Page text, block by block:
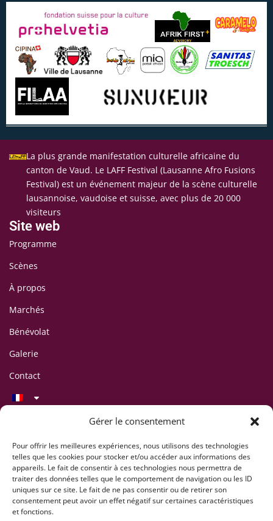
Gérer le consentement
Pour offrir les meilleures expériences, nous utilisons des technologies
telles que les cookies pour stocker et/ou accéder aux informations des
appareils. Le fait de consentir à ces technologies nous permettra de
traiter des données telles que le comportement de navigation ou les ID
uniques sur ce site. Le fait de ne pas consentir ou de retirer son
consentement peut avoir un effet négatif sur certaines caractéristiques
et fonctions.
La plus grande manifestation culturelle africaine du
canton de Vaud. Le LAFF Festival (Lausanne Afro Fusions
Festival) est un événement majeur de la scène culturelle
lausannoise, vaudoise et suisse, avec plus de 20 000
visiteurs
Site web
Programme
Scènes
À propos
Marchés
Bénévolat
Galerie
Contact
C/O Association CIPINA
CP 395
1001 Lausanne
+41 78 824 54 94
contact@lausaff.org